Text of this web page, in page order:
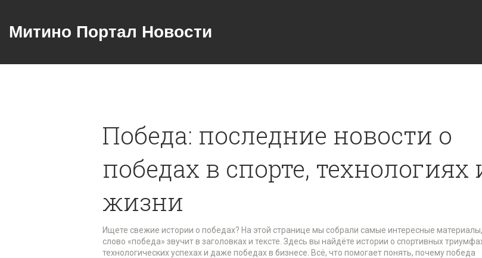
Митино Портал Новости
Победа: последние новости о
победах в спорте, технологиях
жизни
Ищете свежие истории о победах? На этой странице мы собрали самые интересные
слово «победа» звучит в заголовках и тексте. Здесь вы найдёте истории о спортивных
технологических успехах и даже победах в бизнесе. Всё, что помогает понять, почему победа